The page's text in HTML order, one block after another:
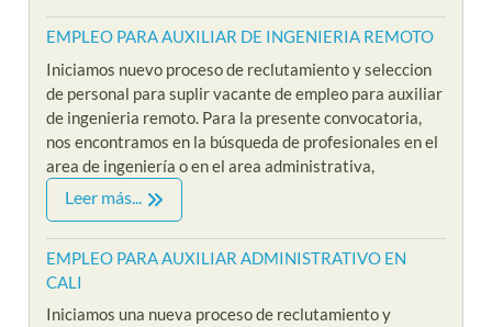
EMPLEO PARA AUXILIAR DE INGENIERIA REMOTO
Iniciamos nuevo proceso de reclutamiento y seleccion
de personal para suplir vacante de empleo para auxiliar
de ingenieria remoto. Para la presente convocatoria,
nos encontramos en la búsqueda de profesionales en el
area de ingeniería o en el area administrativa,
Leer más...
EMPLEO PARA AUXILIAR ADMINISTRATIVO EN
CALI
Iniciamos una nueva proceso de reclutamiento y